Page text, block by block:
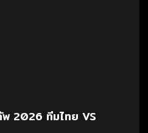
2026 ทีมไทย VS